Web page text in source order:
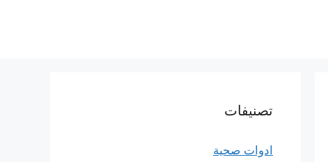
تصنيفات
ادوات صحية